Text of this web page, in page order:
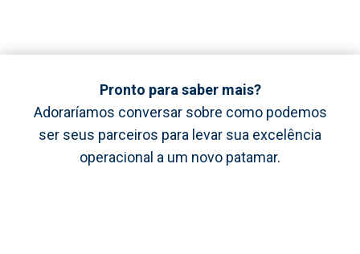
Pronto para saber mais?
Adoraríamos conversar sobre como podemos
ser seus parceiros para levar sua excelência
operacional a um novo patamar.